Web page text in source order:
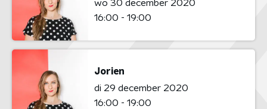
wo 30 december 2020
16:00 - 19:00
Jorien
di 29 december 2020
16:00 - 19:00